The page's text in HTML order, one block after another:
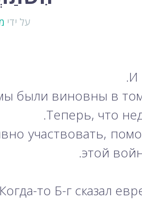
על ידי
были виновны в
Теперь, что
участвовать,
этой
Когда-то Б-г сказал